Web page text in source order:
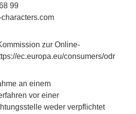
99
zur Online-
ec.europa.eu/consumers/odr
an einem
vor einer
weder verpflichtet